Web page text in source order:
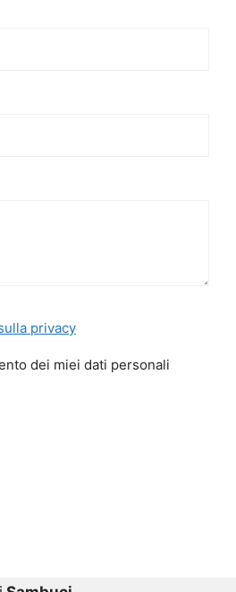
privacy
dei miei dati personali